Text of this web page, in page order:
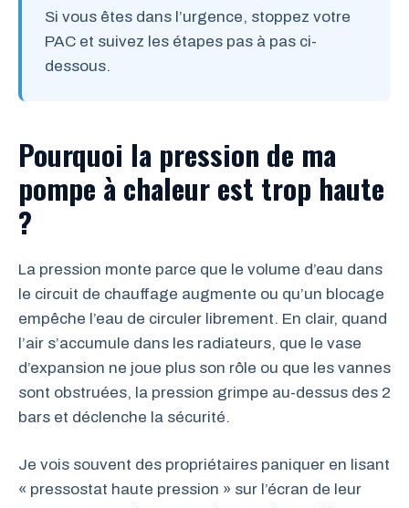
Si vous êtes dans l’urgence, stoppez votre
PAC et suivez les étapes pas à pas ci-
dessous.
Pourquoi la pression de ma
pompe à chaleur est trop haute
?
La pression monte parce que le volume d’eau dans
le circuit de chauffage augmente ou qu’un blocage
empêche l’eau de circuler librement. En clair, quand
l’air s’accumule dans les radiateurs, que le vase
d’expansion ne joue plus son rôle ou que les vannes
sont obstruées, la pression grimpe au-dessus des 2
bars et déclenche la sécurité.
Je vois souvent des propriétaires paniquer en lisant
« pressostat haute pression » sur l’écran de leur